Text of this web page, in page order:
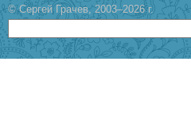
© Сергей Грачев, 2003–2026 г.